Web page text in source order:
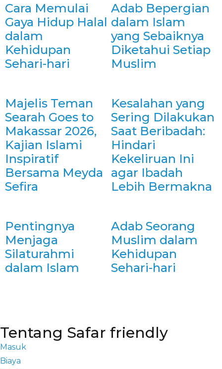
Cara Memulai
Gaya Hidup Halal
dalam
Kehidupan
Sehari-hari
Adab Bepergian
dalam Islam
yang Sebaiknya
Diketahui Setiap
Muslim
Majelis Teman
Searah Goes to
Makassar 2026,
Kajian Islami
Inspiratif
Bersama Meyda
Sefira
Kesalahan yang
Sering Dilakukan
Saat Beribadah:
Hindari
Kekeliruan Ini
agar Ibadah
Lebih Bermakna
Pentingnya
Menjaga
Silaturahmi
dalam Islam
Adab Seorang
Muslim dalam
Kehidupan
Sehari-hari
Tentang Safar friendly
Masuk
Biaya